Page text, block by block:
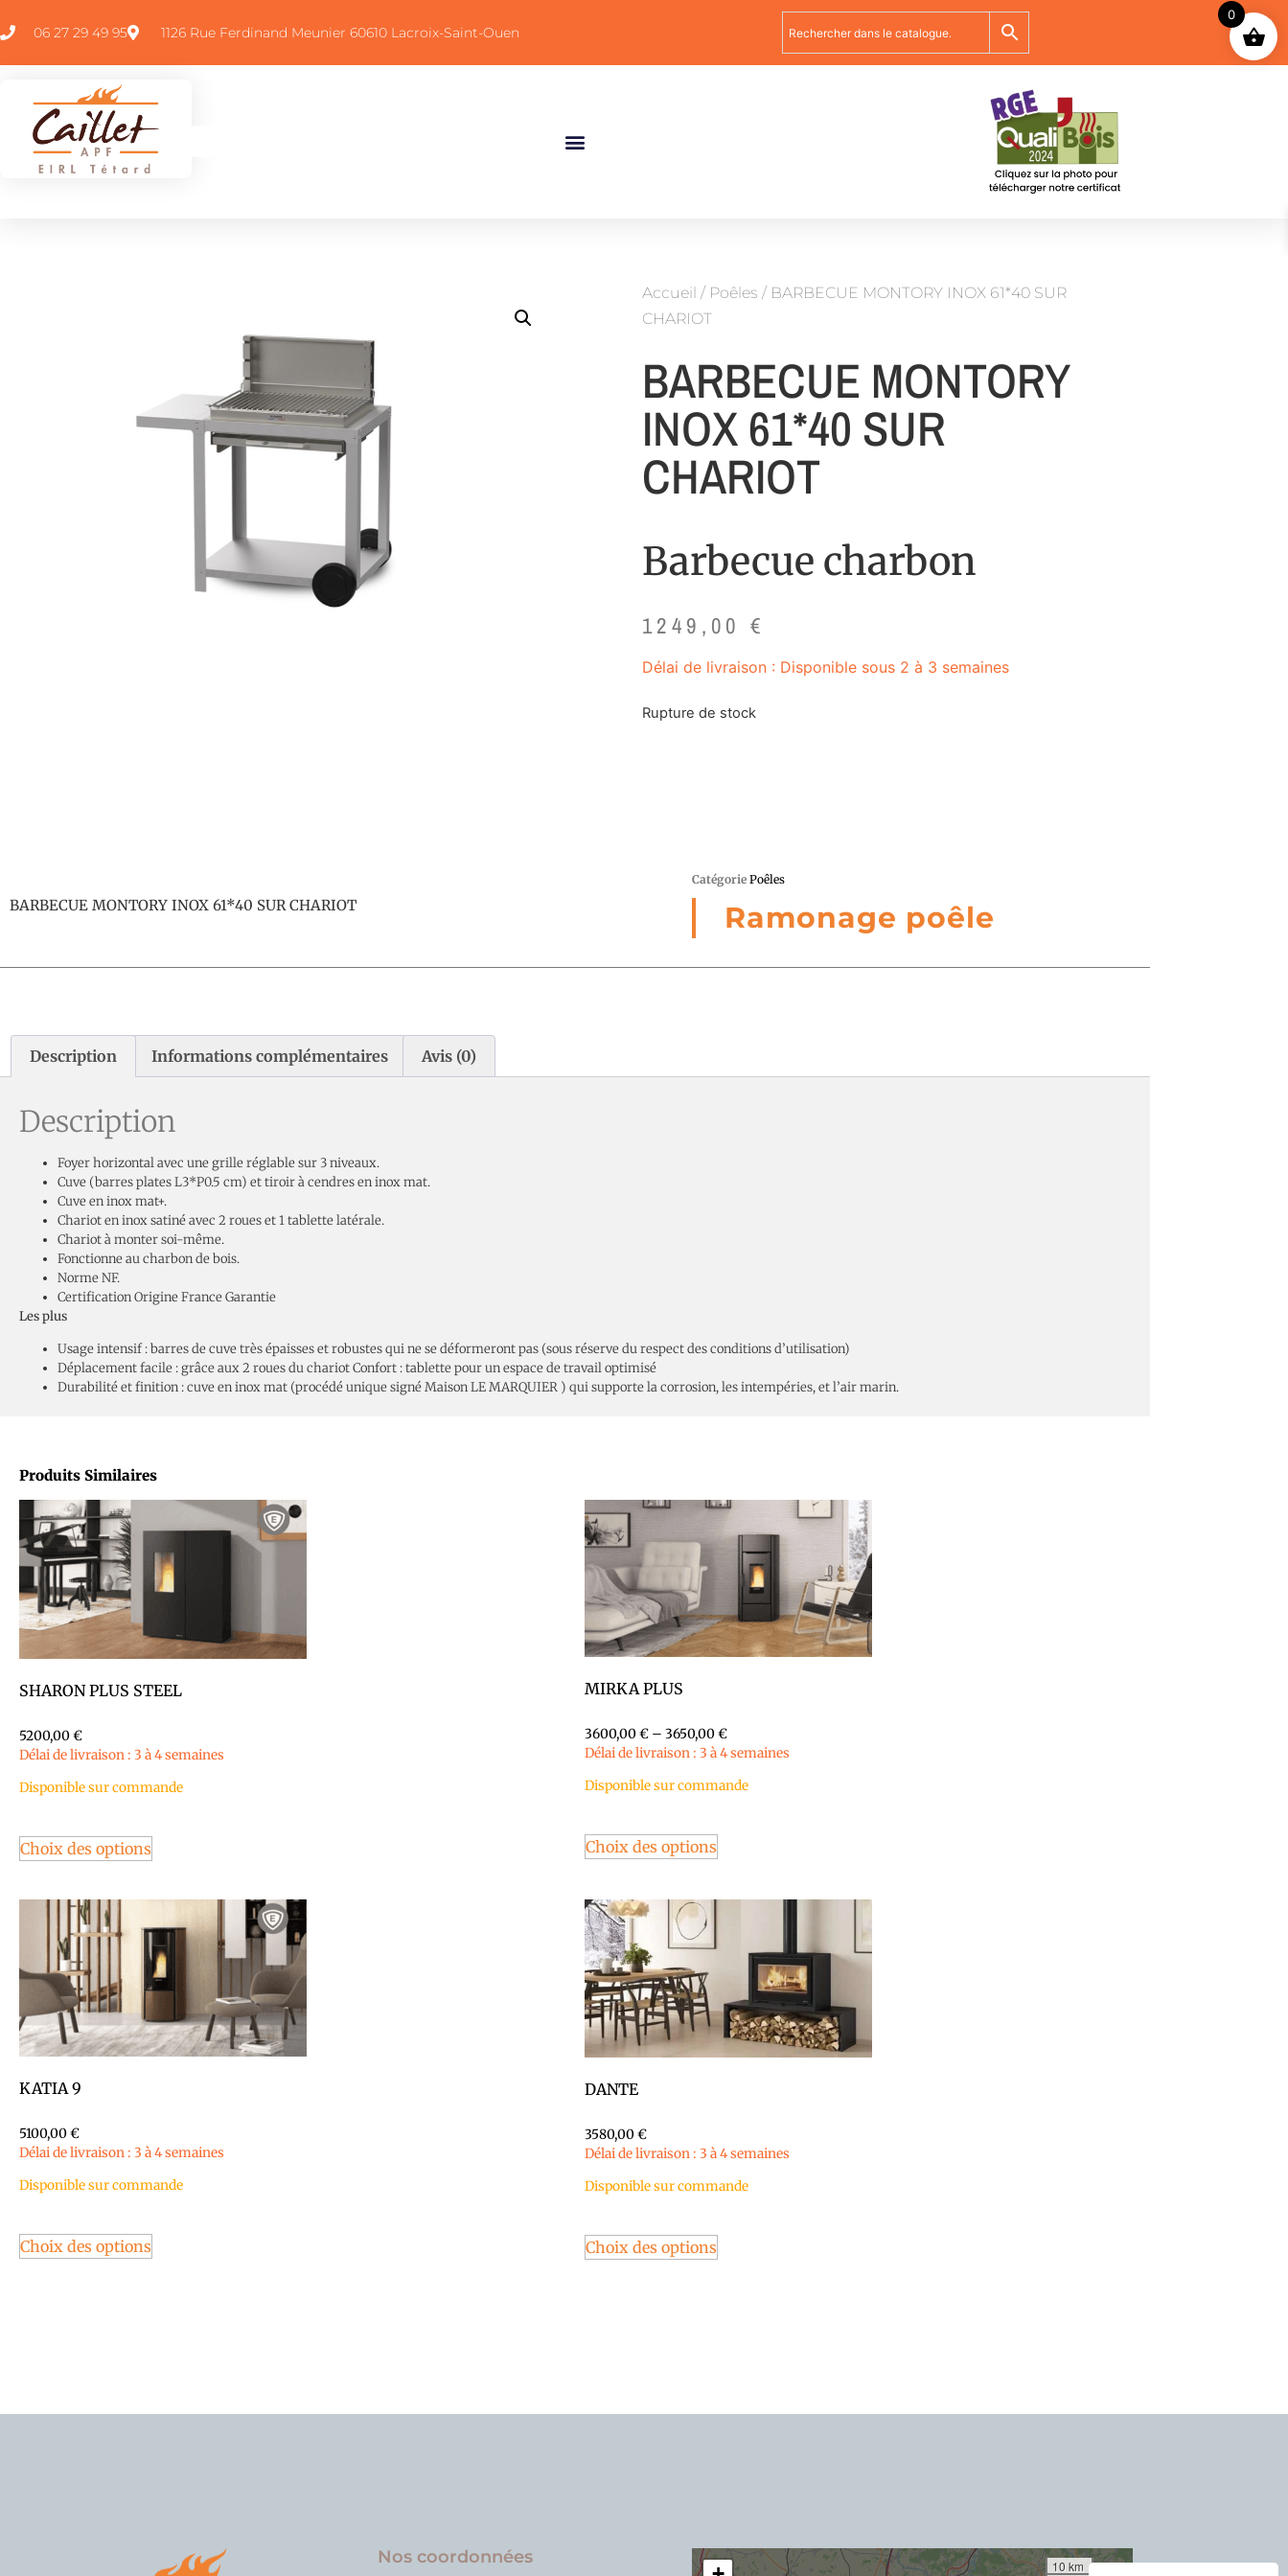
06 27 29 49 95 1126 Rue Ferdinand Meunier 60610 Lacroix-Saint-Ouen
Accueil / Poêles / BARBECUE MONTORY INOX 61*40 SUR
CHARIOT
BARBECUE MONTORY
INOX 61*40 SUR
CHARIOT
Barbecue charbon
1249,00€
Délai de livraison : Disponible sous 2 à 3 semaines
Rupture de stock
BARBECUE MONTORY INOX 61*40 SUR CHARIOT
Catégorie Poêles
Ramonage poêle
Description Informations complémentaires Avis (0)
Description
Foyer horizontal avec une grille réglable sur 3 niveaux.
Cuve (barres plates L3*P0.5 cm) et tiroir à cendres en inox mat.
Cuve en inox mat+.
Chariot en inox satiné avec 2 roues et 1 tablette latérale.
Chariot à monter soi-même.
Fonctionne au charbon de bois.
Norme NF.
Certification Origine France Garantie
Les plus
Usage intensif : barres de cuve très épaisses et robustes qui ne se déformeront pas (sous réserve du respect des conditions d’utilisation)
Déplacement facile : grâce aux 2 roues du chariot Confort : tablette pour un espace de travail optimisé
Durabilité et finition : cuve en inox mat (procédé unique signé Maison LE MARQUIER ) qui supporte la corrosion, les intempéries, et l’air marin.
Produits Similaires
SHARON PLUS STEEL
5200,00€
Délai de livraison : 3 à 4 semaines
Disponible sur commande
Choix des options
MIRKA PLUS
3600,00€ – 3650,00€
Délai de livraison : 3 à 4 semaines
Disponible sur commande
Choix des options
KATIA 9
5100,00€
Délai de livraison : 3 à 4 semaines
Disponible sur commande
Choix des options
DANTE
3580,00€
Délai de livraison : 3 à 4 semaines
Disponible sur commande
Choix des options
Nos coordonnées
10 km
0